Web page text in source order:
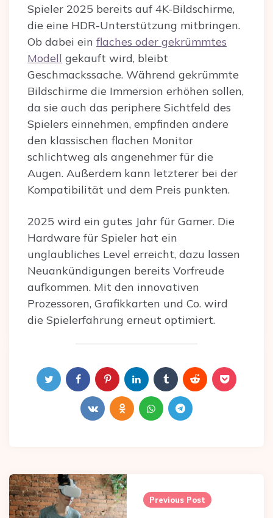
Spieler 2025 bereits auf 4K-Bildschirme,
die eine HDR-Unterstützung mitbringen.
Ob dabei ein flaches oder gekrümmtes
Modell gekauft wird, bleibt
Geschmackssache. Während gekrümmte
Bildschirme die Immersion erhöhen sollen,
da sie auch das periphere Sichtfeld des
Spielers einnehmen, empfinden andere
den klassischen flachen Monitor
schlichtweg als angenehmer für die
Augen. Außerdem kann letzterer bei der
Kompatibilität und dem Preis punkten.
2025 wird ein gutes Jahr für Gamer. Die
Hardware für Spieler hat ein
unglaubliches Level erreicht, dazu lassen
Neuankündigungen bereits Vorfreude
aufkommen. Mit den innovativen
Prozessoren, Grafikkarten und Co. wird
die Spielerfahrung erneut optimiert.
Post
navigation
Previous Post